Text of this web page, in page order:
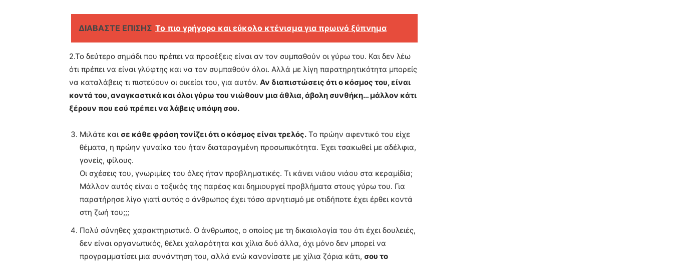
ΔΙΑΒΑΣΤΕ ΕΠΙΣΗΣ Το πιο γρήγορο και εύκολο κτένισμα για πρωινό ξύπνημα
2.Το δεύτερο σημάδι που πρέπει να προσέξεις είναι αν τον συμπαθούν οι γύρω του. Και δεν λέω
ότι πρέπει να είναι γλύφτης και να τον συμπαθούν όλοι. Αλλά με λίγη παρατηρητικότητα μπορείς
να καταλάβεις τι πιστεύουν οι οικείοι του, για αυτόν. Αν διαπιστώσεις ότι ο κόσμος του, είναι
κοντά του, αναγκαστικά και όλοι γύρω του νιώθουν μια άθλια, άβολη συνθήκη… μάλλον κάτι
ξέρουν που εσύ πρέπει να λάβεις υπόψη σου.
Μιλάτε και σε κάθε φράση τονίζει ότι ο κόσμος είναι τρελός. Το πρώην αφεντικό του είχε
θέματα, η πρώην γυναίκα του ήταν διαταραγμένη προσωπικότητα. Έχει τσακωθεί με αδέλφια,
γονείς, φίλους.
Οι σχέσεις του, γνωριμίες του όλες ήταν προβληματικές. Τι κάνει νιάου νιάου στα κεραμίδία;
Μάλλον αυτός είναι ο τοξικός της παρέας και δημιουργεί προβλήματα στους γύρω του. Για
παρατήρησε λίγο γιατί αυτός ο άνθρωπος έχει τόσο αρνητισμό με οτιδήποτε έχει έρθει κοντά
στη ζωή του;;;
Πολύ σύνηθες χαρακτηριστικό. Ο άνθρωπος, ο οποίος με τη δικαιολογία του ότι έχει δουλειές,
δεν είναι οργανωτικός, θέλει χαλαρότητα και χίλια δυό άλλα, όχι μόνο δεν μπορεί να
προγραμματίσει μια συνάντηση του, αλλά ενώ κανονίσατε με χίλια ζόρια κάτι, σου το